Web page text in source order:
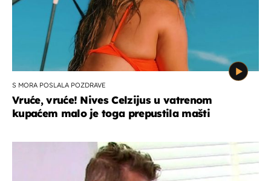
S MORA POSLALA POZDRAVE
Vruće, vruće! Nives Celzijus u vatrenom
kupaćem malo je toga prepustila mašti